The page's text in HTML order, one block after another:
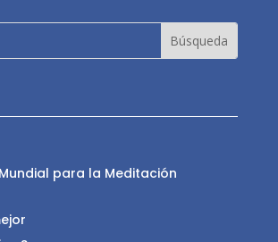
para la Meditación